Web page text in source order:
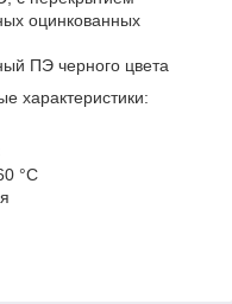
оцинкованных
ПЭ черного цвета
характеристики:
°C